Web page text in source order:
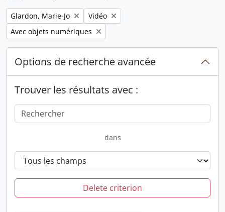
Remove filter:
Glardon, Marie-Jo Remove filter:
Vidéo
Remove filter:
Avec objets numériques
Options de recherche avancée
Trouver les résultats avec :
dans
Delete criterion